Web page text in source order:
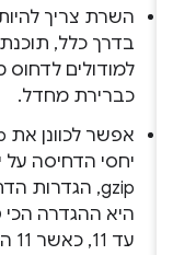
השרת צריך להיות
בדרך כלל, תוכנת
למודולים לדחוס
כברירת מחדל.
יחסי הדחיסה על
עד 11,